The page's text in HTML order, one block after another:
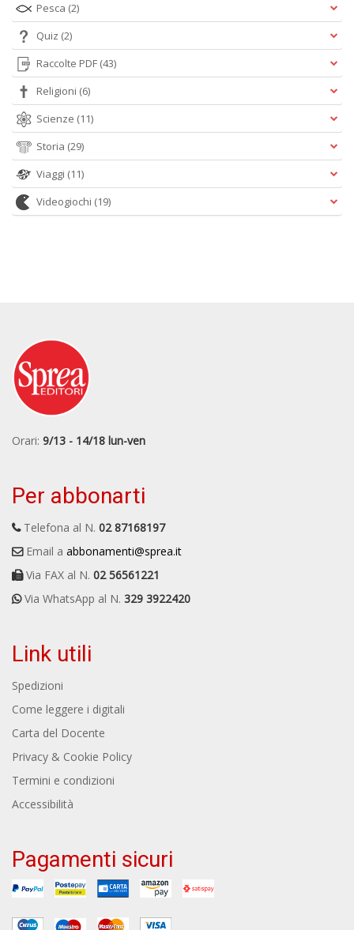
Pesca (2)
Quiz (2)
Raccolte PDF (43)
Religioni (6)
Scienze (11)
Storia (29)
Viaggi (11)
Videogiochi (19)
Orari: 9/13 - 14/18 lun-ven
Per abbonarti
Telefona al N. 02 87168197
Email a abbonamenti@sprea.it
Via FAX al N. 02 56561221
Via WhatsApp al N. 329 3922420
Link utili
Spedizioni
Come leggere i digitali
Carta del Docente
Privacy & Cookie Policy
Termini e condizioni
Accessibilità
Pagamenti sicuri